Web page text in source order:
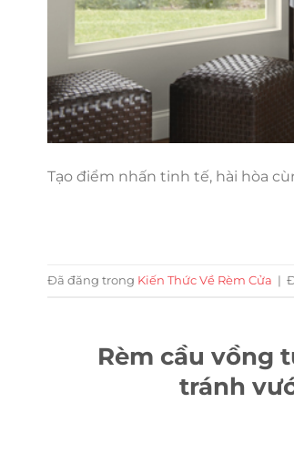
Tạo điểm nhấn tinh tế, hài hòa
Đã đăng trong Kiến Thức Về Rèm Cửa |
Rèm cầu vồng
tránh